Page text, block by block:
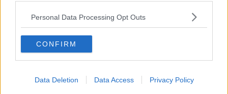
Personal Data Processing Opt Outs
CONFIRM
Data Deletion Data Access Privacy Policy
Arpat, "Nessuna tossicità nelle acque dei fossi"
"Troppi cinghiali, necessario intervenire"
Uomini e animali, verso una visione ecocentrica